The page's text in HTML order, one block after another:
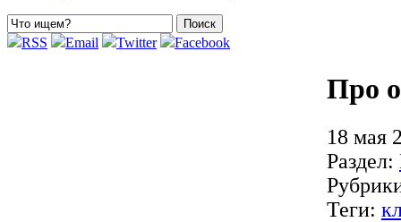
RSS Email Twitter Facebook
Про
18 мая
Раздел:
Теги: